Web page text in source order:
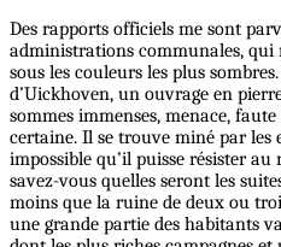
Des rapports officiels me sont
administrations communales, qui
sous les couleurs les plus
d’Uickhoven, un ouvrage en
sommes immenses, menace,
certaine. Il se trouve miné par les
impossible qu’il puisse résister
savez-vous quelles seront les
moins que la ruine de deux ou
une grande partie des habitants